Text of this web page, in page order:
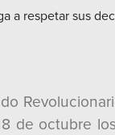
a respetar sus
de octubre